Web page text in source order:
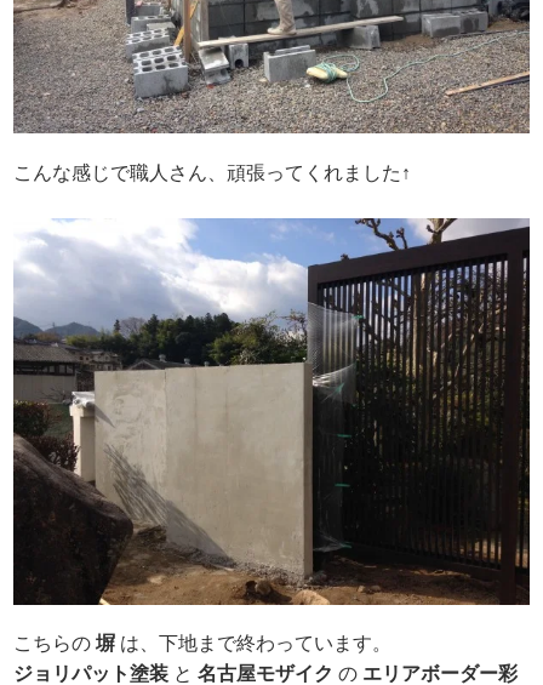
こんな感じで職人さん、頑張ってくれました↑
こちらの塀 は、下地まで終わっています。
ジョリパット塗装 と 名古屋モザイク の エリアボーダー彩